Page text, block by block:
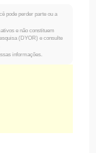
pode perder parte ou a
e não constituem
(DYOR) e consulte
informações.